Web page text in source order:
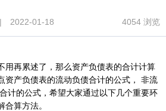
01-18 4054 浏览
用再累述了，那么资产负债表的合计计算
资产负债表的流动负债合计的公式， 非流
计的公式，希望大家通过以下几个重要环
算方法。